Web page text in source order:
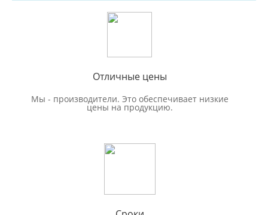
Отличные цены
Мы - производители. Это обеспечивает низкие
цены на продукцию.